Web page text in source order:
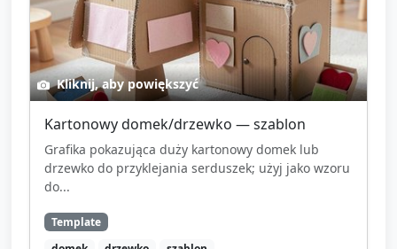
Kliknij, aby powiększyć
Kartonowy domek/drzewko — szablon
Grafika pokazująca duży kartonowy domek lub
drzewko do przyklejania serduszek; użyj jako wzoru
do...
Template